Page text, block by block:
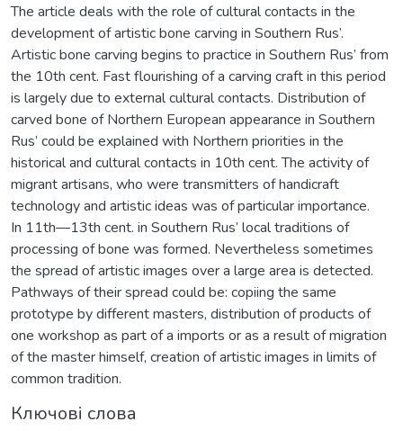
The article deals with the role of cultural contacts in the
development of artistic bone carving in Southern Rus’.
Artistic bone carving begins to practice in Southern Rus’ from
the 10th cent. Fast flourishing of a carving craft in this period
is largely due to external cultural contacts. Distribution of
carved bone of Northern European appearance in Southern
Rus’ could be explained with Northern priorities in the
historical and cultural contacts in 10th cent. The activity of
migrant artisans, who were transmitters of handicraft
technology and artistic ideas was of particular importance.
In 11th—13th cent. in Southern Rus’ local traditions of
processing of bone was formed. Nevertheless sometimes
the spread of artistic images over a large area is detected.
Pathways of their spread could be: copiing the same
prototype by different masters, distribution of products of
one workshop as part of a imports or as a result of migration
of the master himself, creation of artistic images in limits of
common tradition.
Ключові слова